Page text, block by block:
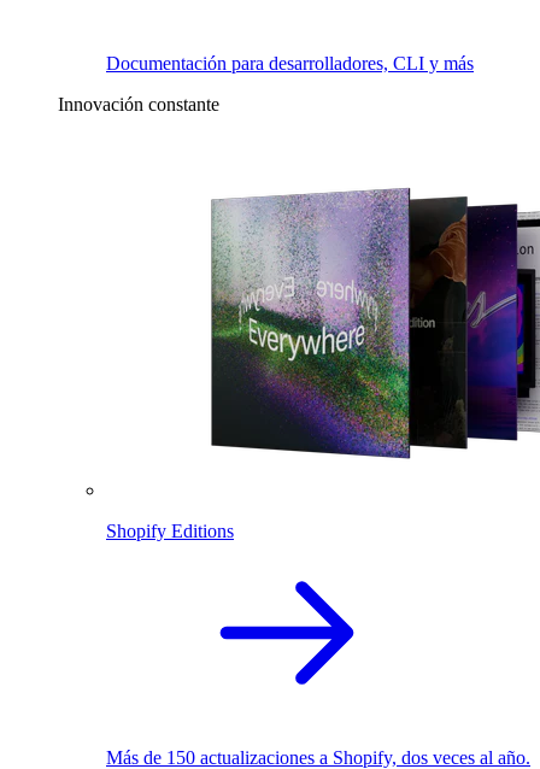
Documentación para desarrolladores, CLI y más
Innovación constante
Shopify Editions
Más de 150 actualizaciones a Shopify, dos veces al año.